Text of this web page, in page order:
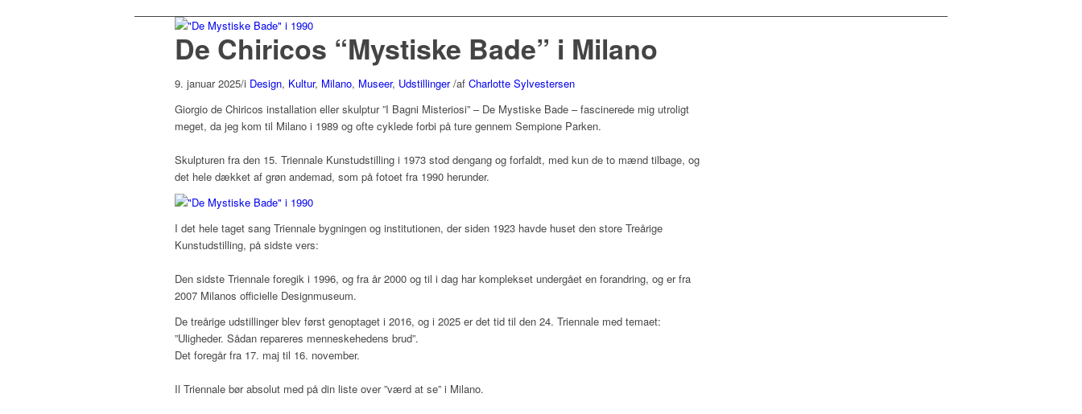
De Chiricos “Mystiske Bade” i Milano
9. januar 2025/i Design, Kultur, Milano, Museer, Udstillinger /af Charlotte Sylvestersen
Giorgio de Chiricos installation eller skulptur ”I Bagni Misteriosi” – De Mystiske Bade – fascinerede mig utroligt
meget, da jeg kom til Milano i 1989 og ofte cyklede forbi på ture gennem Sempione Parken.
Skulpturen fra den 15. Triennale Kunstudstilling i 1973 stod dengang og forfaldt, med kun de to mænd tilbage, og
det hele dækket af grøn andemad, som på fotoet fra 1990 herunder.
I det hele taget sang Triennale bygningen og institutionen, der siden 1923 havde huset den store Treårige
Kunstudstilling, på sidste vers:
Den sidste Triennale foregik i 1996, og fra år 2000 og til i dag har komplekset undergået en forandring, og er fra
2007 Milanos officielle Designmuseum.
De treårige udstillinger blev først genoptaget i 2016, og i 2025 er det tid til den 24. Triennale med temaet:
”Uligheder. Sådan repareres menneskehedens brud”.
Det foregår fra 17. maj til 16. november.
Il Triennale bør absolut med på din liste over ”værd at se” i Milano.